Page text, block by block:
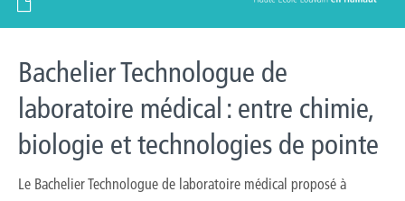
Bachelier Technologue de
laboratoire médical : entre chimie,
biologie et technologies de pointe
Le Bachelier Technologue de laboratoire médical proposé à